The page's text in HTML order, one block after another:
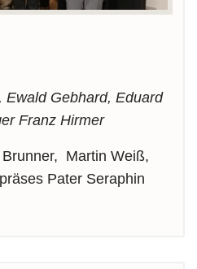
Ewald Gebhard, Eduard
Franz Hirmer
Martin Weiß,
Pater Seraphin